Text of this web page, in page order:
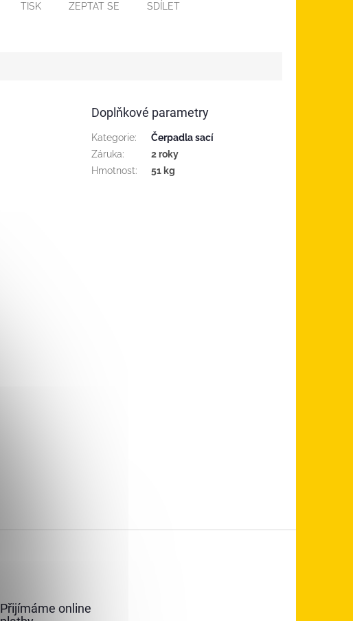
TISK ZEPTAT SE SDÍLET
Doplňkové parametry
Kategorie:
Čerpadla sací
Záruka:
2 roky
Hmotnost: 51 kg
Přijímáme online